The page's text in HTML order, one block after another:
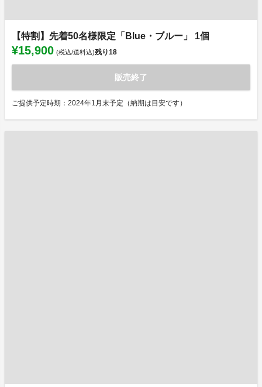
【特割】先着50名様限定「Blue・ブルー」 1個
¥15,900 (税込/送料込)残り18
販売終了
ご提供予定時期：2024年1月末予定（納期は目安です）